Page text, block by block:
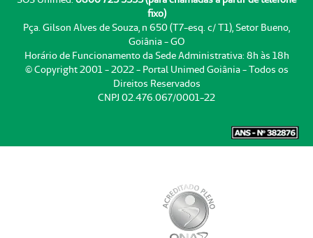
fixo)
Pça. Gilson Alves de Souza, n 650 (T7-esq. c/ T1), Setor Bueno,
Goiânia - GO
Horário de Funcionamento da Sede Administrativa: 8h às 18h
© Copyright 2001 - 2022 - Portal Unimed Goiânia - Todos os
Direitos Reservados
CNPJ 02.476.067/0001-22